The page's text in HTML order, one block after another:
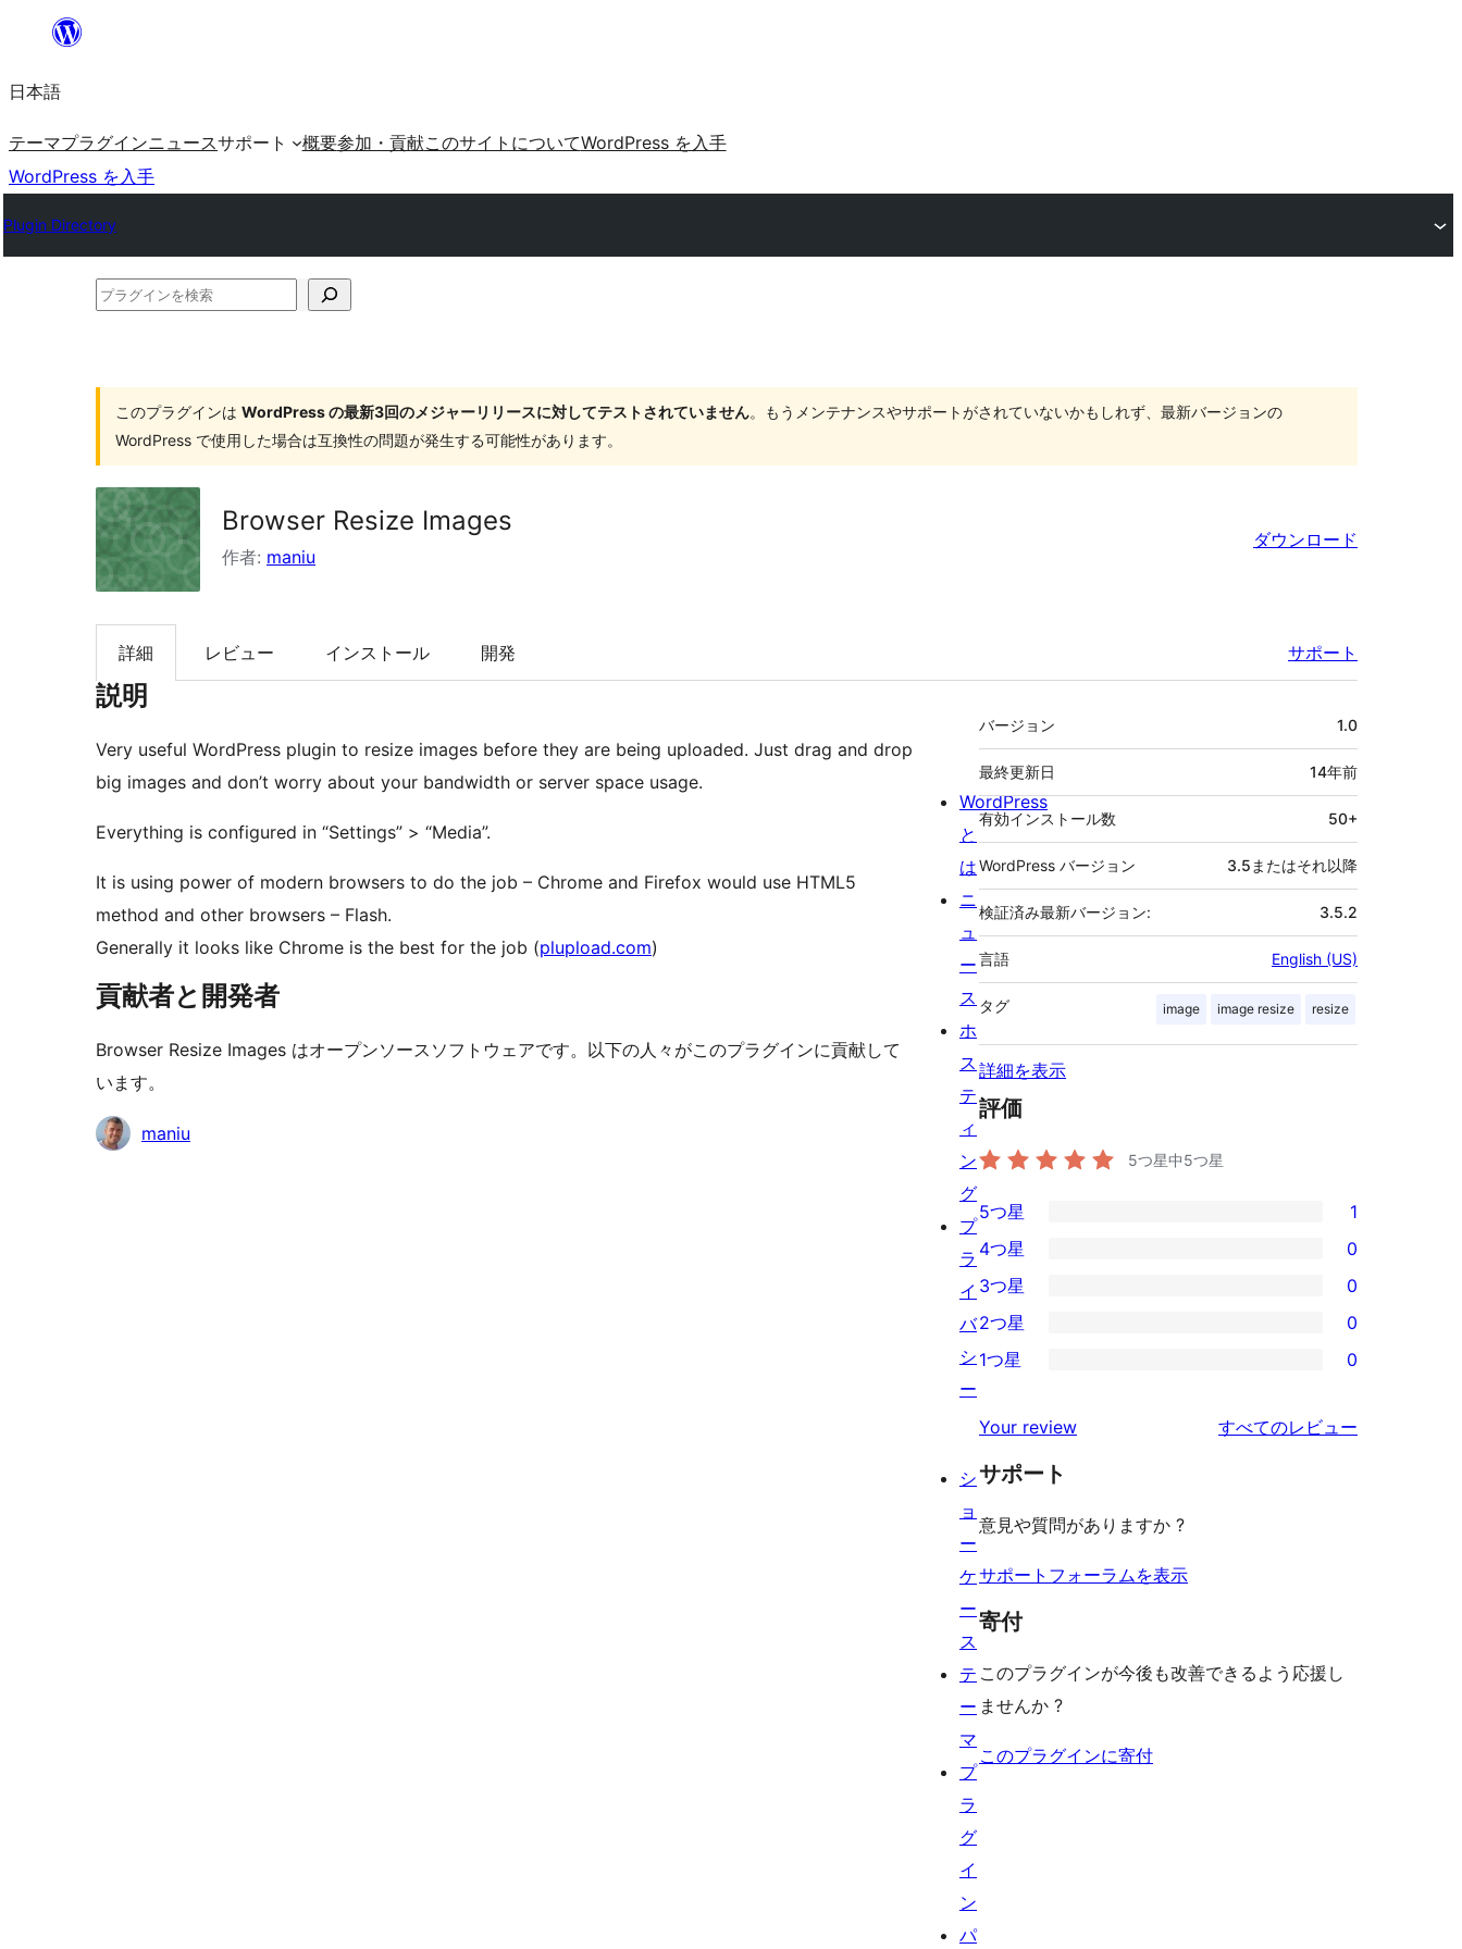
を
ッ
プ
日本語
テーマプラグインニュースサポート 概要参加・貢献このサイトについてWordPress を入手
WordPress を入手
Plugin Directory
プ
イ
検
索
このプラグインは WordPress の最新3回のメジャーリリースに対してテストされていません。もうメンテナンスやサポートがされていないかもしれず、最新バージョンの
WordPress で使用した場合は互換性の問題が発生する可能性があります。
Browser Resize Images
作者: maniu
ダウンロード
詳細 レビュー インストール 開発 サポート
説明
Very useful WordPress plugin to resize images before they are being uploaded. Just drag and drop
big images and don’t worry about your bandwidth or server space usage.
Everything is configured in “Settings” > “Media”.
It is using power of modern browsers to do the job – Chrome and Firefox would use HTML5
method and other browsers – Flash.
Generally it looks like Chrome is the best for the job (plupload.com)
貢献者と開発者
Browser Resize Images はオープンソースソフトウェアです。以下の人々がこのプラグインに貢献して
います。
貢
maniu
メ
タ
バージョン 1.0
最終更新日 14年前
有効インストール数 50+
WordPress バージョン 3.5またはそれ以降
検証済み最新バージョン: 3.5.2
言語 English (US)
タグ image image resize resize
詳細を表示
評価
5つ星中5つ星
1
5-
星
レ
ビ
ー
5つ星 1
4-
星
レ
ュ
ー
4つ星 0
0
3-
星
ビ
ュ
3つ星 0
2-
レ
ビ
ー
2つ星 0
星
レ
ュ
ー
1つ星 0
Your review すべてのレビュー
サポート
意見や質問がありますか ?
サポートフォーラムを表示
寄付
このプラグインが今後も改善できるよう応援し
ませんか ?
このプラグインに寄付
WordPress
と
は
ニ
ュ
ー
ス
ホ
ス
テ
ィ
ン
グ
プ
ラ
イ
バ
シ
ー
シ
ョ
ー
ケ
ー
ス
テ
ー
マ
プ
ラ
グ
イ
ン
パ